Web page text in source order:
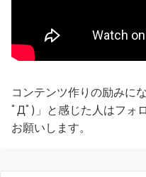
コンテンツ作りの励みに
ﾟДﾟ)」と感じた人はフォ
お願いします。